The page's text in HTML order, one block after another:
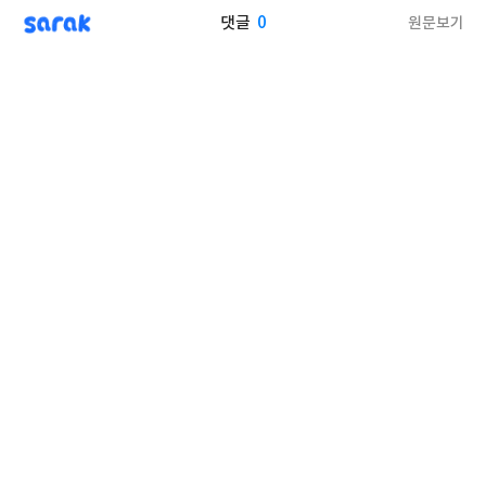
sarak 댓글 0 원문보기